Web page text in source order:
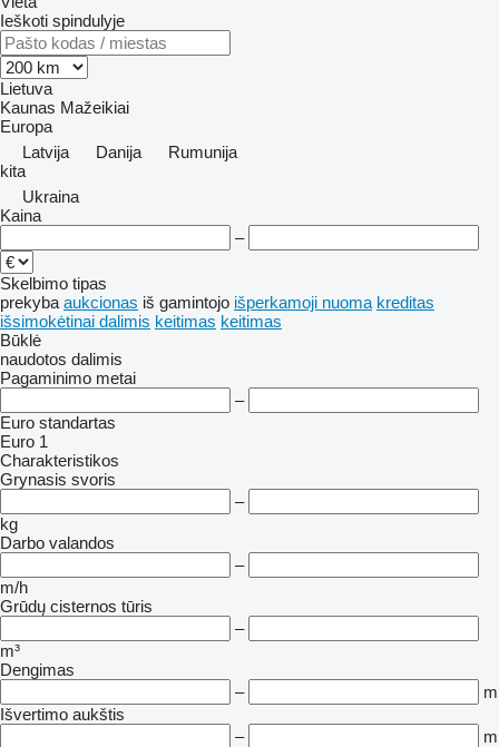
Ieškoti spindulyje
Lietuva
Kaunas Mažeikiai
Europa
Latvija
Danija
Rumunija
kita
Ukraina
Kaina
–
Skelbimo tipas
prekyba aukcionas iš gamintojo išperkamoji nuoma kreditas
išsimokėtinai dalimis keitimas keitimas
Būklė
naudotos dalimis
Pagaminimo metai
–
Euro standartas
Euro 1
Charakteristikos
Grynasis svoris
–
kg
Darbo valandos
–
m/h
Grūdų cisternos tūris
–
m³
Dengimas
–
m
Išvertimo aukštis
–
m